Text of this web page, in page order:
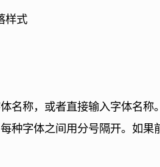
样式
名称，或者直接输入字体名称。
种字体之间用分号隔开。如